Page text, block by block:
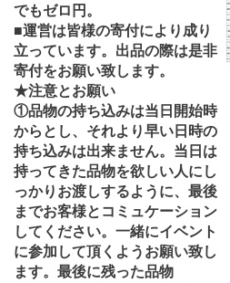
でもゼロ円。
■運営は皆様の寄付により成り
立っています。出品の際は是非
寄付をお願い致します。
★注意とお願い
①品物の持ち込みは当日開始時
からとし、それより早い日時の
持ち込みは出来ません。当日は
持ってきた品物を欲しい人にし
っかりお渡しするように、最後
までお客様とコミュケーション
してください。一緒にイベント
に参加して頂くようお願い致し
ます。最後に残った品物